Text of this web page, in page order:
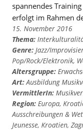
spannendes
erfolgt im Rahmen
15. November 2016
Thema:
Genre: Jazz/
Pop/Rock/Elektronik,
Altersgruppe:
Art: Ausbildung
VermittlerIn:
Region: Europa,
Ausschreibungen &
Jeunesse, Kroatien,